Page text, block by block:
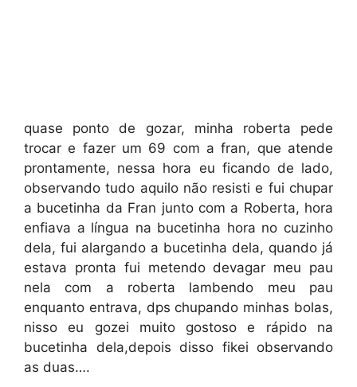
quase ponto de gozar, minha roberta pede
trocar e fazer um 69 com a fran, que atende
prontamente, nessa hora eu ficando de lado,
observando tudo aquilo não resisti e fui chupar
a bucetinha da Fran junto com a Roberta, hora
enfiava a língua na bucetinha hora no cuzinho
dela, fui alargando a bucetinha dela, quando já
estava pronta fui metendo devagar meu pau
nela com a roberta lambendo meu pau
enquanto entrava, dps chupando minhas bolas,
nisso eu gozei muito gostoso e rápido na
bucetinha dela,depois disso fikei observando
as duas….